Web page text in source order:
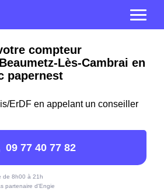
compteur
Lès-Cambrai en
papernest
ErDF en appelant un conseiller
09 77 40 77 82
de 8h00 à 21h
partenaire d'Engie